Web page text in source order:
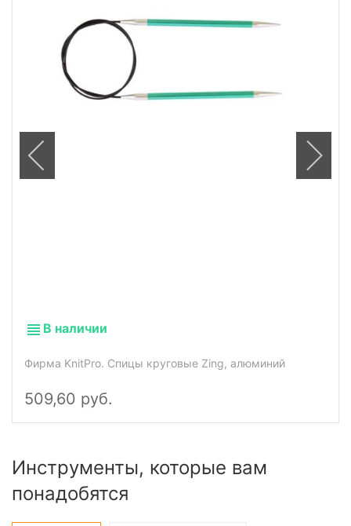
В наличии
Фирма KnitPro. Спицы круговые Zing, алюминий
509,60 руб.
Инструменты, которые вам
понадобятся